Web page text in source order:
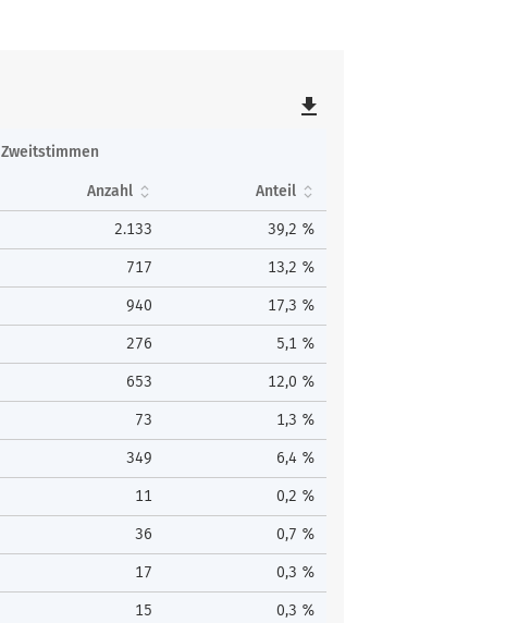
file_download
Zweitstimmen
Anzahl Anteil
2.133 39,2 %
717 13,2 %
940 17,3 %
276 5,1 %
653 12,0 %
73 1,3 %
349 6,4 %
11 0,2 %
36 0,7 %
17 0,3 %
15 0,3 %